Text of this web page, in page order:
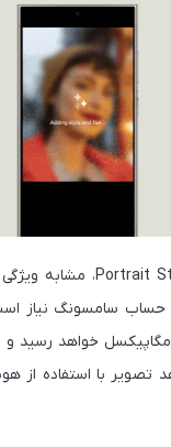
حساب سامسونگ نیاز
به کیفیت 9 مگاپیکسل
تصویر با استفاده از